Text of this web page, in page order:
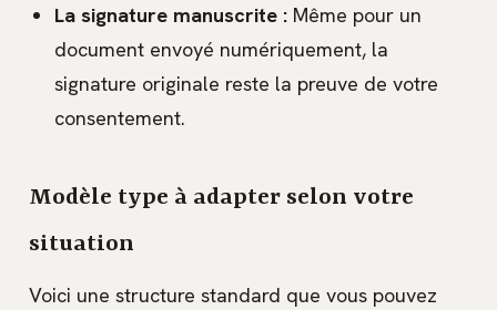
La signature manuscrite : Même pour un
document envoyé numériquement, la
signature originale reste la preuve de votre
consentement.
Modèle type à adapter selon votre
situation
Voici une structure standard que vous pouvez